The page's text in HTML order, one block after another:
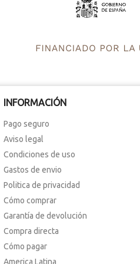
INFORMACIÓN
Pago seguro
Aviso legal
Condiciones de uso
Gastos de envio
Politica de privacidad
Cómo comprar
Garantía de devolución
Compra directa
Cómo pagar
America Latina